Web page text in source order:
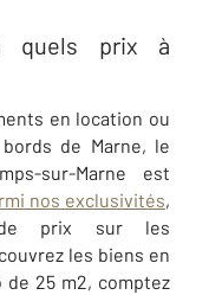
quels prix à
en location ou
de Marne, le
sur-Marne est
nos exclusivités,
de prix sur les
les biens en
25 m2, comptez